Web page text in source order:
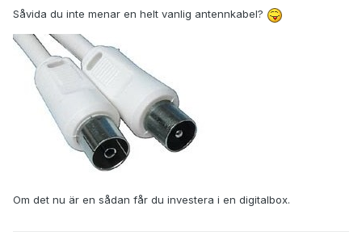
Såvida du inte menar en helt vanlig antennkabel?
Om det nu är en sådan får du investera i en digitalbox.